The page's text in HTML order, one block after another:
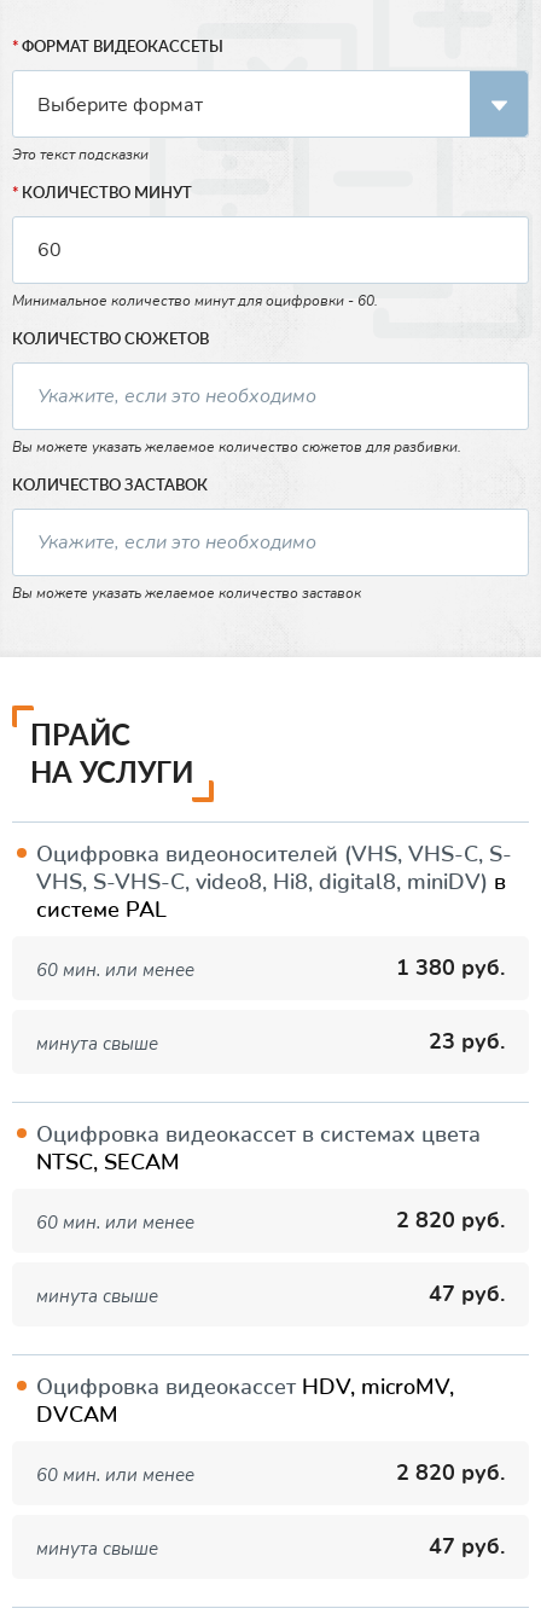
ФОРМАТ ВИДЕОКАССЕТЫ
Это текст подсказки
КОЛИЧЕСТВО МИНУТ
Минимальное количество минут для оцифровки - 60.
КОЛИЧЕСТВО СЮЖЕТОВ
Вы можете указать желаемое количество сюжетов для разбивки.
КОЛИЧЕСТВО ЗАСТАВОК
Вы можете указать желаемое количество заставок
ПРАЙС
НА УСЛУГИ
Оцифровка видеоносителей (VHS, VHS-C, S-
VHS, S-VHS-C, video8, Hi8, digital8, miniDV) в
системе PAL
60 мин. или менее 1 380 руб.
минута свыше 23 руб.
Оцифровка видеокассет в системах цвета
NTSC, SECAM
60 мин. или менее 2 820 руб.
минута свыше 47 руб.
Оцифровка видеокассет HDV, microMV,
DVCAM
60 мин. или менее 2 820 руб.
минута свыше 47 руб.